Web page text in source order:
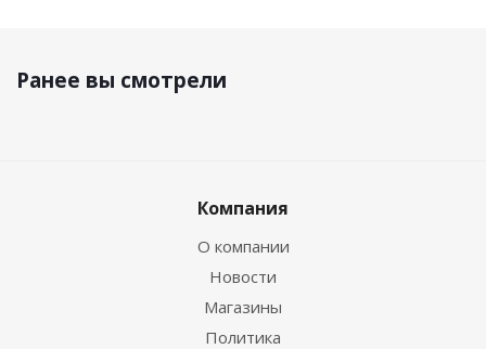
Ранее вы смотрели
Компания
О компании
Новости
Магазины
Политика